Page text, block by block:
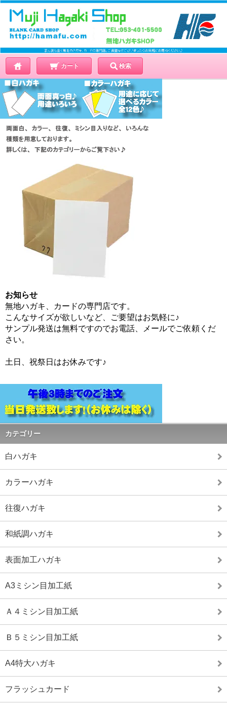
カート 検索
お知らせ
無地ハガキ、カードの専門店です。
こんなサイズが欲しいなど、ご要望はお気軽に♪
サンプル発送は無料ですのでお電話、メールでご依頼くだ
さい。
土日、祝祭日はお休みです♪
カテゴリー
白ハガキ
カラーハガキ
往復ハガキ
和紙調ハガキ
表面加工ハガキ
A3ミシン目加工紙
Ａ４ミシン目加工紙
Ｂ５ミシン目加工紙
A4特大ハガキ
フラッシュカード